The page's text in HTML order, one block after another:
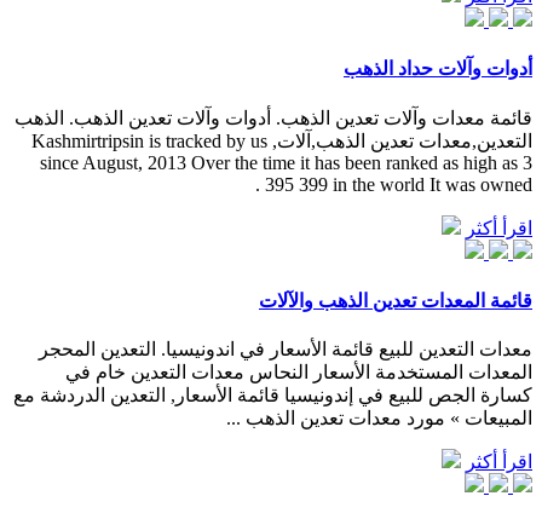
أدوات وآلات حداد الذهب
قائمة معدات وآلات تعدين الذهب. أدوات وآلات تعدين الذهب. الذهب
التعدين,معدات تعدين الذهب,آلات, Kashmirtripsin is tracked by us
since August, 2013 Over the time it has been ranked as high as 3
395 399 in the world It was owned .
اقرأ أكثر
قائمة المعدات تعدين الذهب والآلات
معدات التعدين للبيع قائمة الأسعار في اندونيسيا. التعدين المحجر
المعدات المستخدمة الأسعار النحاس معدات التعدين خام في
كسارة الجص للبيع في إندونيسيا قائمة الأسعار, التعدين الدردشة مع
المبيعات » مورد معدات تعدين الذهب ...
اقرأ أكثر